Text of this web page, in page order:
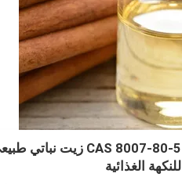
للنكهة الغذائية